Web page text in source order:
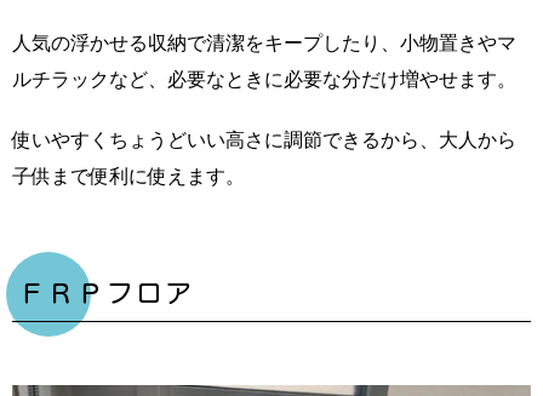
人気の浮かせる収納で清潔をキープしたり、小物置きやマ
ルチラックなど、必要なときに必要な分だけ増やせます。
使いやすくちょうどいい高さに調節できるから、大人から
子供まで便利に使えます。
ＦＲＰフロア